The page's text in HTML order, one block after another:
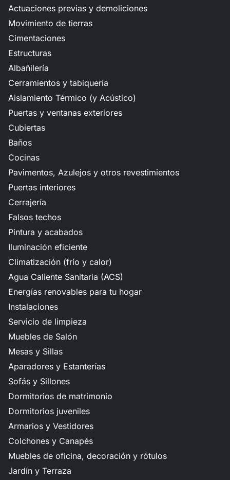
Actuaciones previas y demoliciones
Movimiento de tierras
Cimentaciones
Estructuras
Albañilería
Cerramientos y tabiquería
Aislamiento Térmico (y Acústico)
Puertas y ventanas exteriores
Cubiertas
Baños
Cocinas
Pavimentos, Azulejos y otros revestimientos
Puertas interiores
Cerrajería
Falsos techos
Pintura y acabados
Iluminación eficiente
Climatización (frío y calor)
Agua Caliente Sanitaria (ACS)
Energías renovables para tu hogar
Instalaciones
Servicio de limpieza
Muebles de Salón
Mesas y Sillas
Aparadores y Estanterías
Sofás y Sillones
Dormitorios de matrimonio
Dormitorios juveniles
Armarios y Vestidores
Colchones y Canapés
Muebles de oficina, decoración y rótulos
Jardín y Terraza